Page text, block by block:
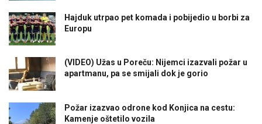
Hajduk utrpao pet komada i pobijedio u borbi za
Europu
(VIDEO) Užas u Poreču: Nijemci izazvali požar u
apartmanu, pa se smijali dok je gorio
Požar izazvao odrone kod Konjica na cestu:
Kamenje oštetilo vozila